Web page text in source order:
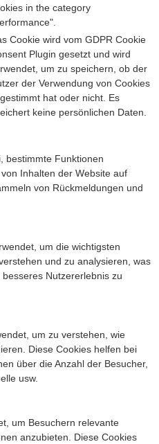
in the category
Cookie wird vom GDPR Cookie
Plugin gesetzt und wird
um zu speichern, ob der
der Verwendung von Cookies
hat oder nicht. Es
keine persönlichen Daten.
bestimmte Funktionen
Inhalten der Website auf
von Rückmeldungen und
um die wichtigsten
und zu analysieren, was
Nutzererlebnis zu
um zu verstehen, wie
Diese Cookies helfen bei
über die Anzahl der Besucher,
usw.
um Besuchern relevante
anzubieten. Diese Cookies